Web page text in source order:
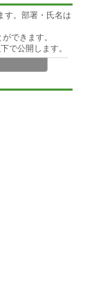
す。部署・氏名は
できます。
で公開します。